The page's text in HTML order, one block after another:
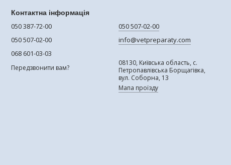
Контактна інформація
050 387-72-00
050 507-02-00
068 601-03-03
Передзвонити вам?
050 507-02-00
info@vetpreparaty.com
08130, Київська область, с.
Петропавлівська Борщагівка,
вул. Соборна, 13
Мапа проїзду